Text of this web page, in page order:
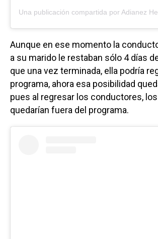
Una publicación compartida por Adianez
Aunque en ese momento la
a su marido le restaban sólo 4 días
que una vez terminada, ella podría
programa, ahora esa posibilidad
pues al regresar los conductores,
quedarían fuera del programa.